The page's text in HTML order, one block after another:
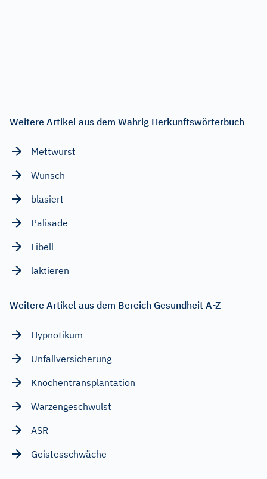
Weitere Artikel aus dem Wahrig Herkunftswörterbuch
Mettwurst
Wunsch
blasiert
Palisade
Libell
laktieren
Weitere Artikel aus dem Bereich Gesundheit A-Z
Hypnotikum
Unfallversicherung
Knochentransplantation
Warzengeschwulst
ASR
Geistesschwäche